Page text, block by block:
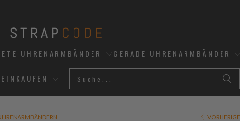
UHRENARMBÄNDER GERADE UHRENARMBÄNDER
VORHERIGE